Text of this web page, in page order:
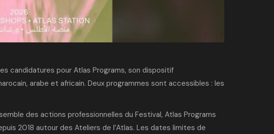
candidatures pour Atlas Programs, son dispositif
arabe et africain. Deux programmes sont accessibles : les
des actions professionnelles du Festival, Atlas Programs
2018 autour des Ateliers de l’Atlas. Les dates limites de